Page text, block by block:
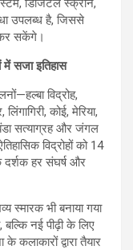
डिजिटल स्क्रीन,
उपलब्ध है, जिससे
सकेंगे।
में सजा इतिहास
विद्रोह,
कोई, मेरिया,
झंडा सत्याग्रह और जंगल
विद्रोहों को 14
दर्शक हर संघर्ष और
स्मारक भी बनाया गया
नई पीढ़ी के लिए
कलाकारों द्वारा तैयार